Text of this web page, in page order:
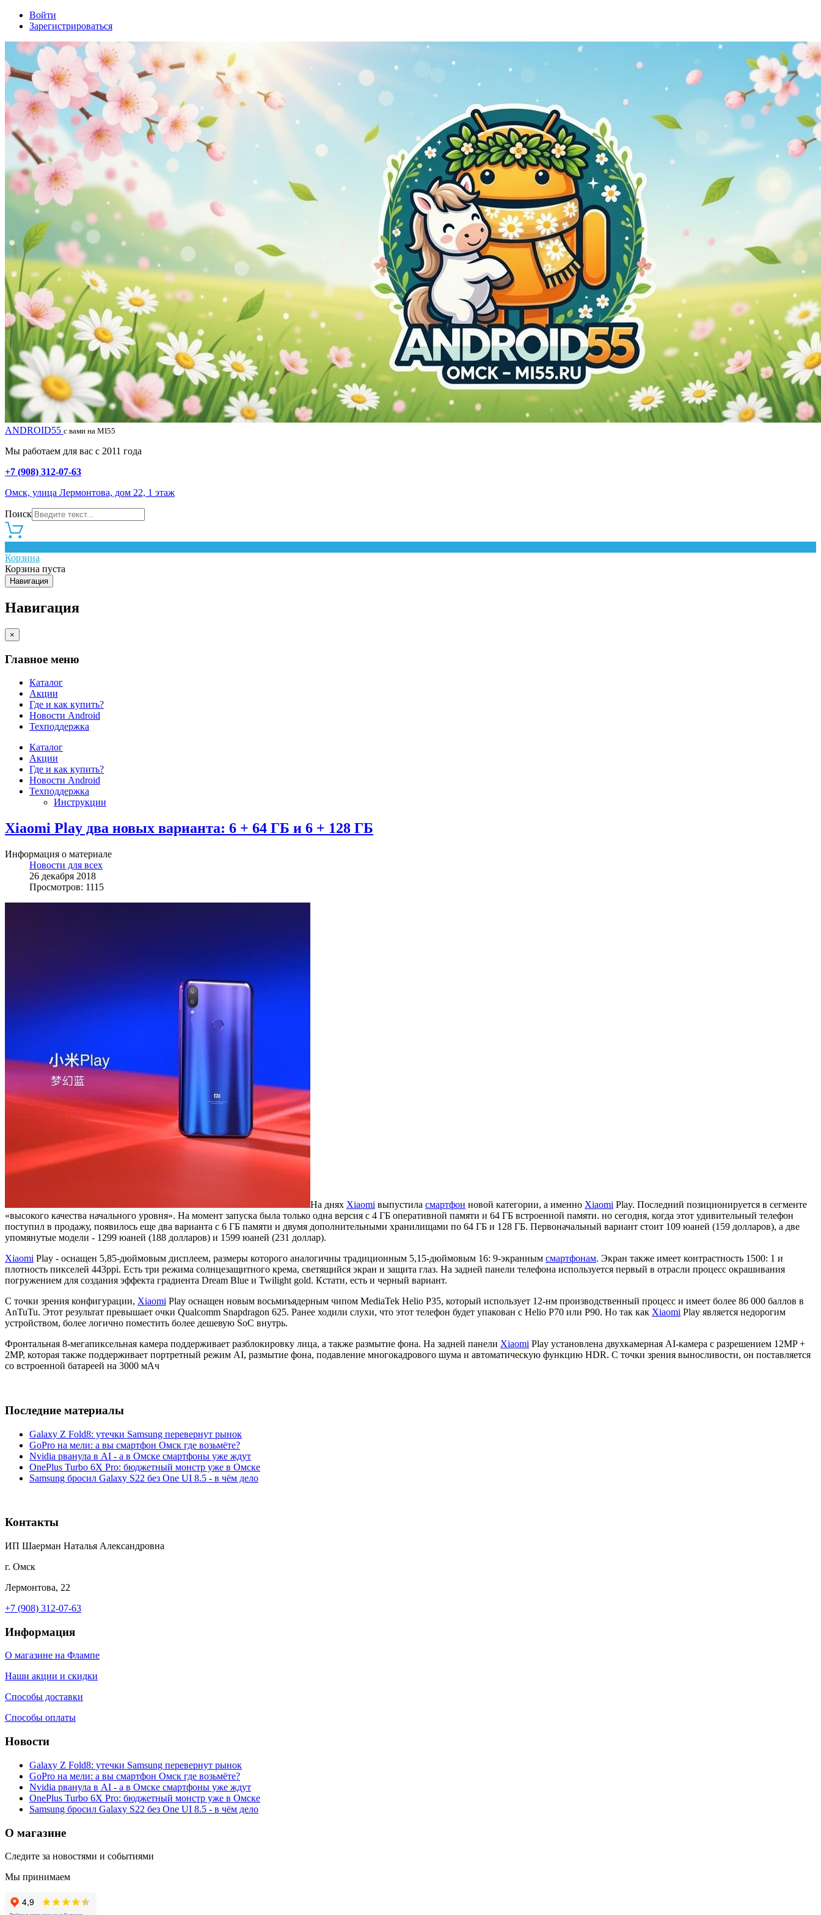
Войти
Зарегистрироваться
ANDROID55 с вами на MI55
Мы работаем для вас с 2011 года
+7 (908) 312-07-63
Омск, улица Лермонтова, дом 22, 1 этаж
Поиск
Корзина
Корзина пуста
Навигация
Навигация
×
Главное меню
Каталог
Акции
Где и как купить?
Новости Android
Техподдержка
Каталог
Акции
Где и как купить?
Новости Android
Техподдержка
Инструкции
Xiaomi Play два новых варианта: 6 + 64 ГБ и 6 + 128 ГБ
Информация о материале
Новости для всех
26 декабря 2018
Просмотров: 1115
На днях Xiaomi выпустила смартфон новой категории, а именно Xiaomi Play. Последний позиционируется в сегменте
«высокого качества начального уровня». На момент запуска была только одна версия с 4 ГБ оперативной памяти и 64 ГБ встроенной памяти. но сегодня, когда этот удивительный телефон
поступил в продажу, появилось еще два варианта с 6 ГБ памяти и двумя дополнительными хранилищами по 64 ГБ и 128 ГБ. Первоначальный вариант стоит 109 юаней (159 долларов), а две
упомянутые модели - 1299 юаней (188 долларов) и 1599 юаней (231 доллар).
Xiaomi Play - оснащен 5,85-дюймовым дисплеем, размеры которого аналогичны традиционным 5,15-дюймовым 16: 9-экранным смартфонам. Экран также имеет контрастность 1500: 1 и
плотность пикселей 443ppi. Есть три режима солнцезащитного крема, светящийся экран и защита глаз. На задней панели телефона используется первый в отрасли процесс окрашивания
погружением для создания эффекта градиента Dream Blue и Twilight gold. Кстати, есть и черный вариант.
С точки зрения конфигурации, Xiaomi Play оснащен новым восьмиъядерным чипом MediaTek Helio P35, который использует 12-нм производственный процесс и имеет более 86 000 баллов в
AnTuTu. Этот результат превышает очки Qualcomm Snapdragon 625. Ранее ходили слухи, что этот телефон будет упакован с Helio P70 или P90. Но так как Xiaomi Play является недорогим
устройством, более логично поместить более дешевую SoC внутрь.
Фронтальная 8-мегапиксельная камера поддерживает разблокировку лица, а также размытие фона. На задней панели Xiaomi Play установлена ​​двухкамерная AI-камера с разрешением 12MP +
2MP, которая также поддерживает портретный режим AI, размытие фона, подавление многокадрового шума и автоматическую функцию HDR. С точки зрения выносливости, он поставляется
со встроенной батареей на 3000 мАч
Последние материалы
Galaxy Z Fold8: утечки Samsung перевернут рынок
GoPro на мели: а вы смартфон Омск где возьмёте?
Nvidia рванула в AI - а в Омске смартфоны уже ждут
OnePlus Turbo 6X Pro: бюджетный монстр уже в Омске
Samsung бросил Galaxy S22 без One UI 8.5 - в чём дело
Контакты
ИП Шаерман Наталья Александровна
г. Омск
Лермонтова, 22
+7 (908) 312-07-63
Информация
О магазине на Флампе
Наши акции и скидки
Способы доставки
Способы оплаты
Новости
Galaxy Z Fold8: утечки Samsung перевернут рынок
GoPro на мели: а вы смартфон Омск где возьмёте?
Nvidia рванула в AI - а в Омске смартфоны уже ждут
OnePlus Turbo 6X Pro: бюджетный монстр уже в Омске
Samsung бросил Galaxy S22 без One UI 8.5 - в чём дело
О магазине
Следите за новостями и событиями
Мы принимаем